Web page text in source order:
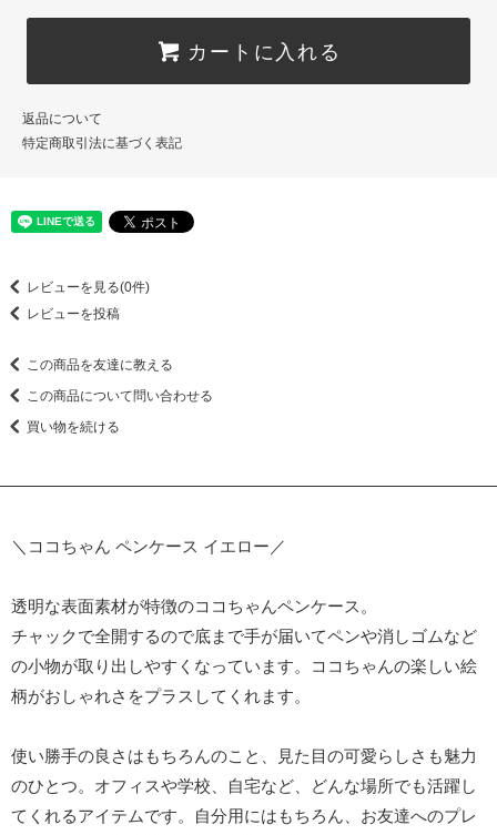
カートに入れる
返品について
特定商取引法に基づく表記
レビューを見る(0件)
レビューを投稿
この商品を友達に教える
この商品について問い合わせる
買い物を続ける
＼ココちゃん ペンケース イエロー／
透明な表面素材が特徴のココちゃんペンケース。
チャックで全開するので底まで手が届いてペンや消しゴムなど
の小物が取り出しやすくなっています。ココちゃんの楽しい絵
柄がおしゃれさをプラスしてくれます。
使い勝手の良さはもちろんのこと、見た目の可愛らしさも魅力
のひとつ。オフィスや学校、自宅など、どんな場所でも活躍し
てくれるアイテムです。自分用にはもちろん、お友達へのプレ